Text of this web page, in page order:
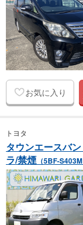
お気に入り
トヨタ
タウンエースバ
ラ/禁煙 （5BF-S403M